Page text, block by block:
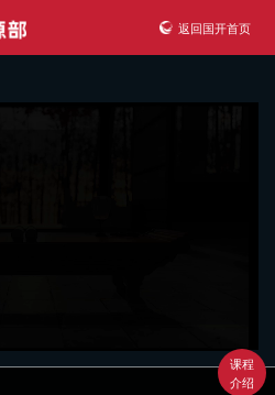
返回国开首页
课程
介绍